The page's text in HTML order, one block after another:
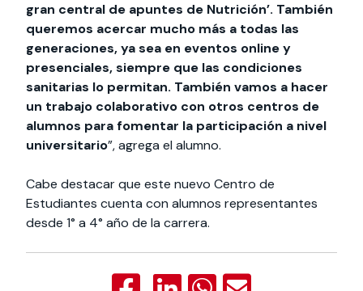
gran central de apuntes de Nutrición’. También
queremos acercar mucho más a todas las
generaciones, ya sea en eventos online y
presenciales, siempre que las condiciones
sanitarias lo permitan. También vamos a hacer
un trabajo colaborativo con otros centros de
alumnos para fomentar la participación a nivel
universitario”, agrega el alumno.
Cabe destacar que este nuevo Centro de
Estudiantes cuenta con alumnos representantes
desde 1° a 4° año de la carrera.